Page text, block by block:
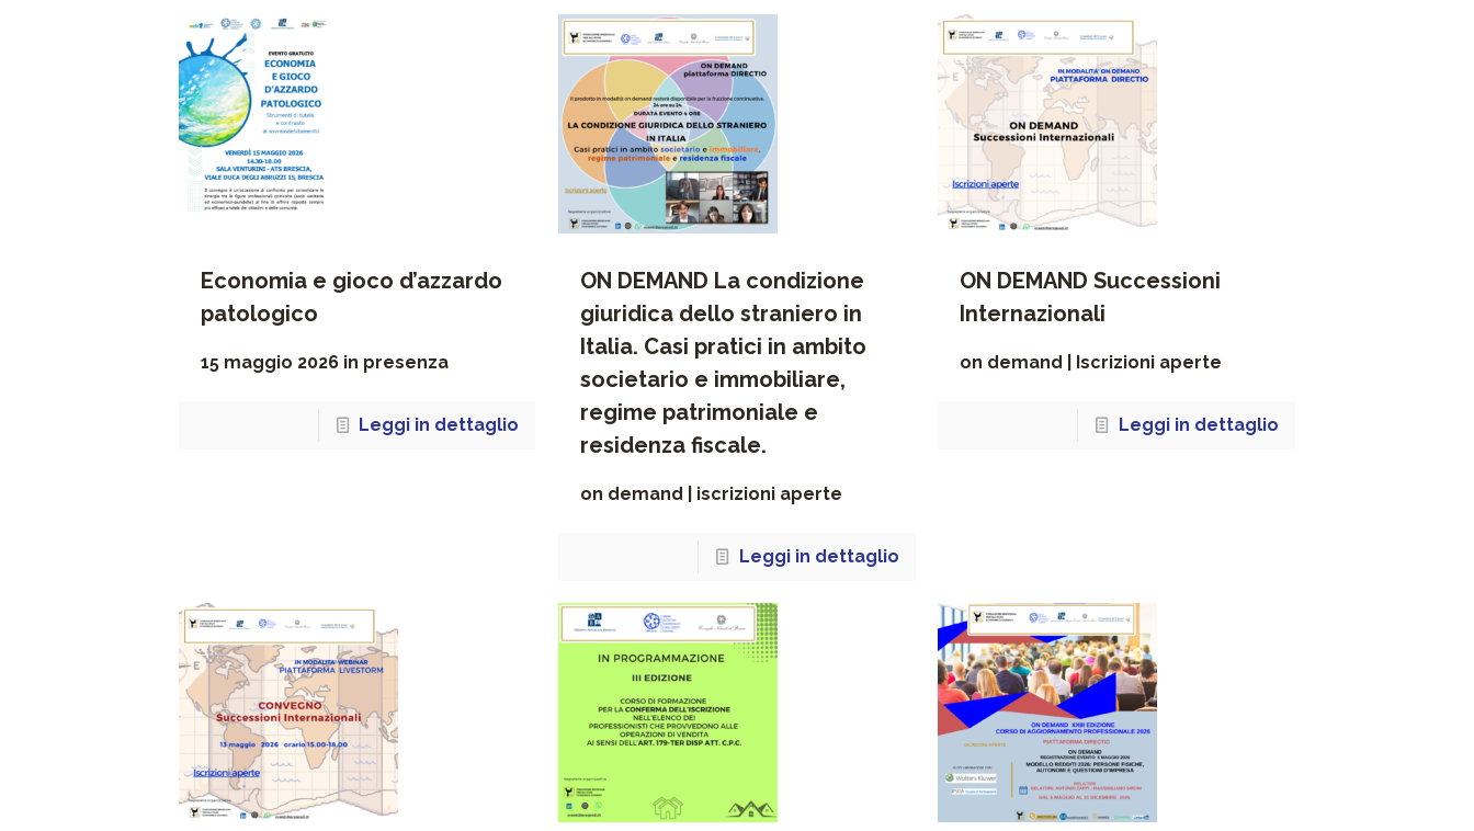
Economia e gioco d’azzardo
patologico
15 maggio 2026 in presenza
Leggi in dettaglio
ON DEMAND La condizione
giuridica dello straniero in
Italia. Casi pratici in ambito
societario e immobiliare,
regime patrimoniale e
residenza fiscale.
on demand | iscrizioni aperte
Leggi in dettaglio
ON DEMAND Successioni
Internazionali
on demand | Iscrizioni aperte
Leggi in dettaglio